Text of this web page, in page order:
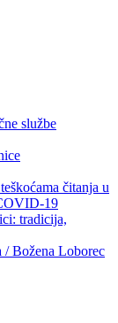
službe
čitanja u
19
tradicija,
/ Božena Loborec